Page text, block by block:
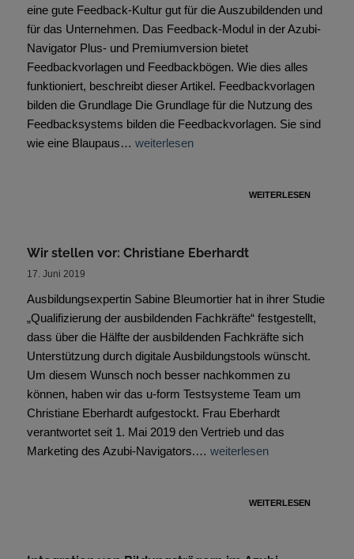
eine gute Feedback-Kultur gut für die Auszubildenden und
für das Unternehmen. Das Feedback-Modul in der Azubi-
Navigator Plus- und Premiumversion bietet
Feedbackvorlagen und Feedbackbögen. Wie dies alles
funktioniert, beschreibt dieser Artikel. Feedbackvorlagen
bilden die Grundlage Die Grundlage für die Nutzung des
Feedbacksystems bilden die Feedbackvorlagen. Sie sind
wie eine Blaupaus… weiterlesen
WEITERLESEN
Wir stellen vor: Christiane Eberhardt
17. Juni 2019
Ausbildungsexpertin Sabine Bleumortier hat in ihrer Studie
„Qualifizierung der ausbildenden Fachkräfte“ festgestellt,
dass über die Hälfte der ausbildenden Fachkräfte sich
Unterstützung durch digitale Ausbildungstools wünscht.
Um diesem Wunsch noch besser nachkommen zu
können, haben wir das u-form Testsysteme Team um
Christiane Eberhardt aufgestockt. Frau Eberhardt
verantwortet seit 1. Mai 2019 den Vertrieb und das
Marketing des Azubi-Navigators.… weiterlesen
WEITERLESEN